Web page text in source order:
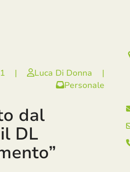
| Luca Di Donna
|
Personale
dal
DL